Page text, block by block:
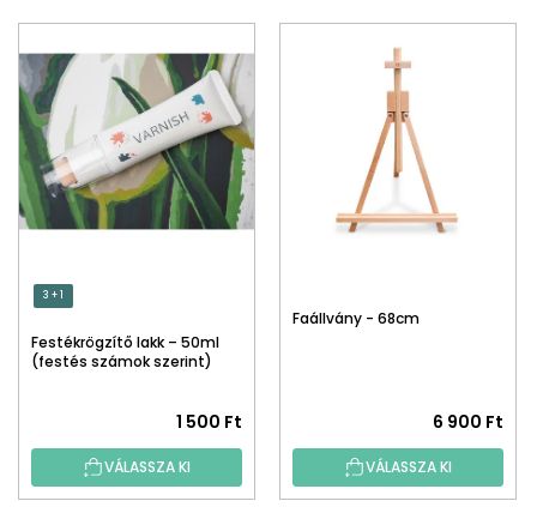
3 + 1
Festékrögzítő lakk – 50ml
(festés számok szerint)
1 500 Ft
VÁLASSZA KI
Faállvány - 68cm
6 900 Ft
VÁLASSZA KI